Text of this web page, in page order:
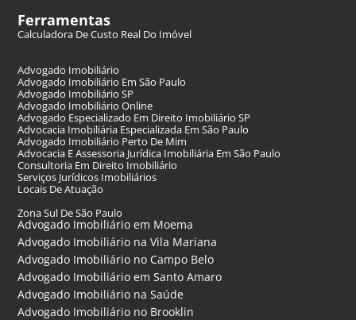
Ferramentas
Calculadora De Custo Real Do Imóvel
Advogado Imobiliário
Advogado Imobiliário Em São Paulo
Advogado Imobiliário SP
Advogado Imobiliário Online
Advogado Especializado Em Direito Imobiliário SP
Advocacia Imobiliária Especializada Em São Paulo
Advogado Imobiliário Perto De Mim
Advocacia E Assessoria Jurídica Imobiliária Em São Paulo
Consultoria Em Direito Imobiliário
Serviços Jurídicos Imobiliários
Locais De Atuação
Zona Sul De São Paulo
Advogado Imobiliário em Moema
Advogado Imobiliário na Vila Mariana
Advogado Imobiliário no Campo Belo
Advogado Imobiliário em Santo Amaro
Advogado Imobiliário na Saúde
Advogado Imobiliário no Brooklin